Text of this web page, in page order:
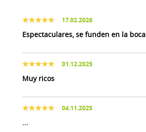
17.02.2026
Espectaculares, se funden en la boca
01.12.2025
Muy ricos
04.11.2025
...